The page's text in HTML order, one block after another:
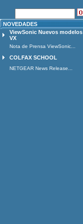
NOVEDADES
ViewSonic Nuevos modelos
VX
Nota de Prensa ViewSonic...
COLFAX SCHOOL
NETGEAR News Release...